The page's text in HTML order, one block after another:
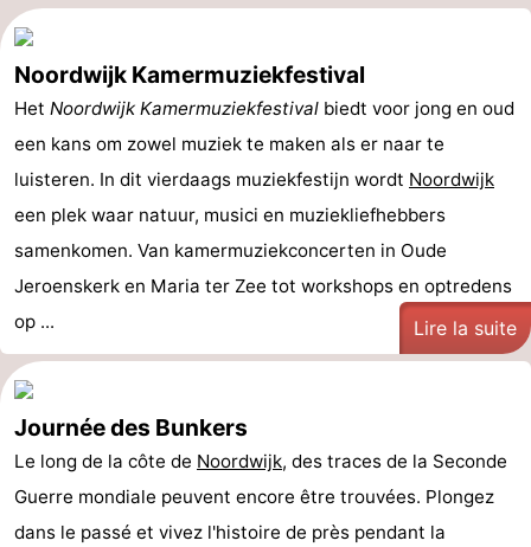
Noordwijk Kamermuziekfestival
Het Noordwijk Kamermuziekfestival biedt voor jong en oud
een kans om zowel muziek te maken als er naar te
luisteren. In dit vierdaags muziekfestijn wordt Noordwijk
een plek waar natuur, musici en muziekliefhebbers
samenkomen. Van kamermuziekconcerten in Oude
Jeroenskerk en Maria ter Zee tot workshops en optredens
op ...
Lire la suite
Journée des Bunkers
Le long de la côte de Noordwijk, des traces de la Seconde
Guerre mondiale peuvent encore être trouvées. Plongez
dans le passé et vivez l'histoire de près pendant la